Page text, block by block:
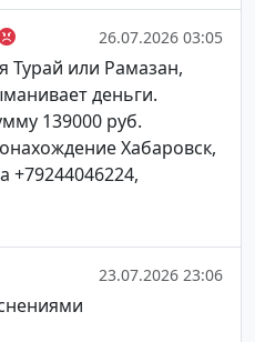
26.07.2026 03:05
Турай или Рамазан,
деньги.
139000 руб.
Хабаровск,
+79244046224,
23.07.2026 23:06